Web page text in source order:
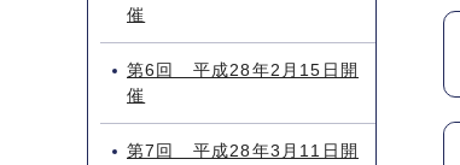
催
第6回 平成28年2月15日開
催
第7回 平成28年3月11日開